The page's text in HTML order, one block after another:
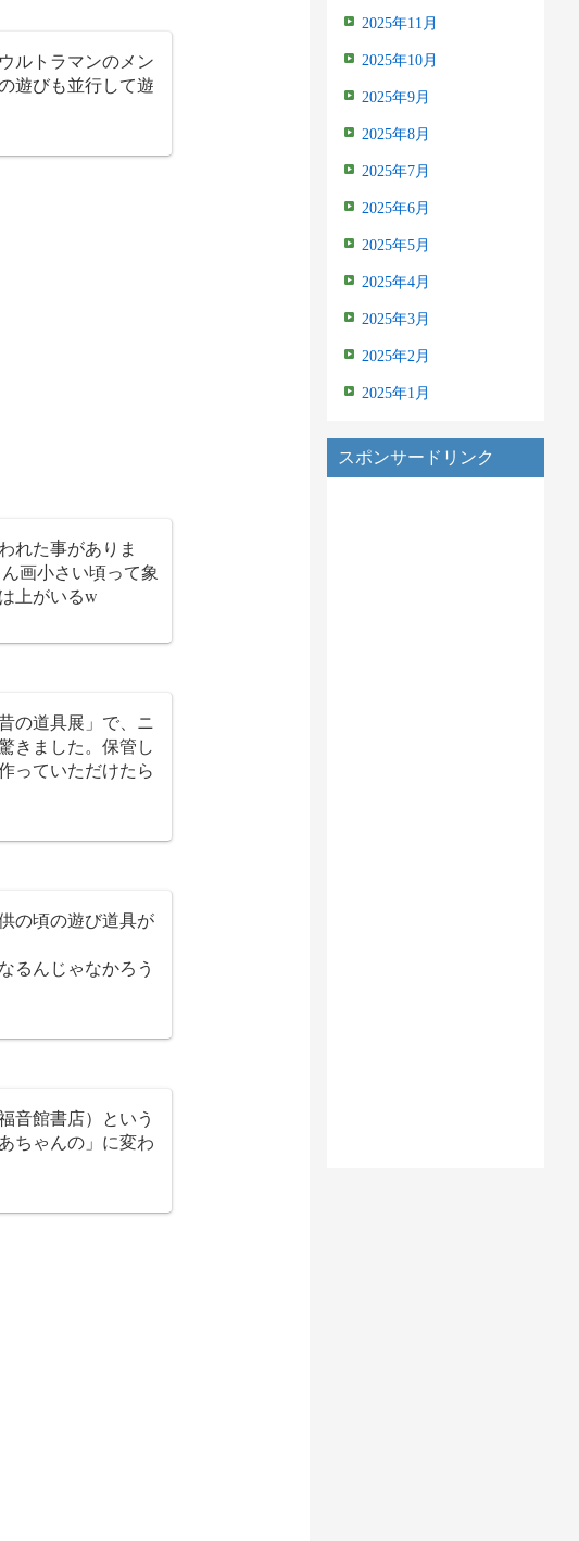
ルトラマンのメン
遊びも並行して遊
れた事がありま
画小さい頃って象
上がいるw
の道具展」で、ニ
きました。保管し
っていただけたら
の頃の遊び道具が
るんじゃなかろう
音館書店）という
ちゃんの」に変わ
2025年11月
2025年10月
2025年9月
2025年8月
2025年7月
2025年6月
2025年5月
2025年4月
2025年3月
2025年2月
2025年1月
スポンサードリンク